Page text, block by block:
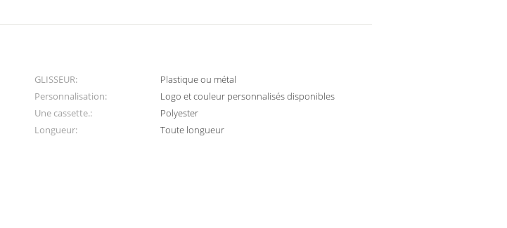
GLISSEUR:
Plastique ou métal
Personnalisation:
Logo et couleur personnalisés disponibles
Une cassette.:
Polyester
Longueur:
Toute longueur